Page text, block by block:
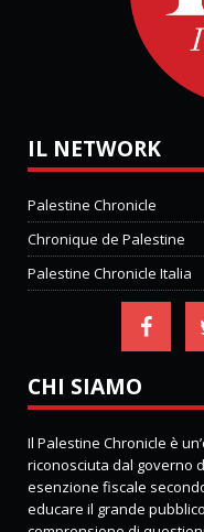
IL NETWORK
Palestine Chronicle
Chronique de Palestine
Palestine Chronicle Italia
CHI SIAMO
Il Palestine Chronicle è
riconosciuta dal governo
esenzione fiscale
educare il grande